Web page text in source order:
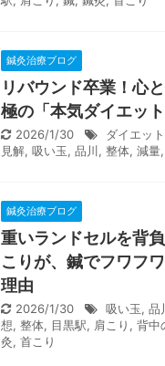
鍼灸治療ブログ
リバウンド卒業！心
極の「本気ダイエット
2026/1/30 ダイエット
見解, 吸い玉, 品川, 整体, 減量,
鍼灸治療ブログ
重いランドセルを背
こりが、鍼でフワフ
理由
2026/1/30 吸い玉, 品
想, 整体, 目黒駅, 肩こり , 背中
灸, 首こり